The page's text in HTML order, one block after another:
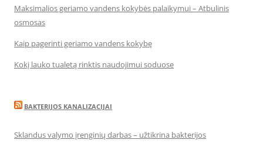
Maksimalios geriamo vandens kokybės palaikymui – Atbulinis
osmosas
Kaip pagerinti geriamo vandens kokybę
Kokį lauko tualetą rinktis naudojimui soduose
BAKTERIJOS KANALIZACIJAI
Sklandus valymo įrenginių darbas – užtikrina bakterijos